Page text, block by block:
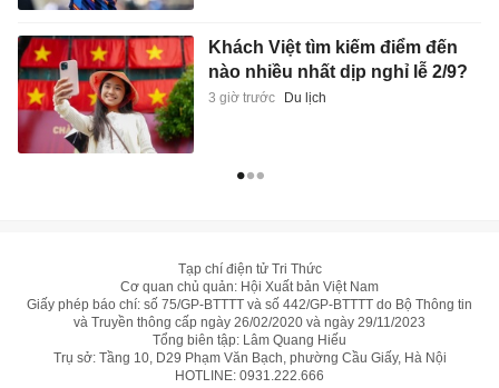
Khách Việt tìm kiếm điểm đến
nào nhiều nhất dịp nghỉ lễ 2/9?
3 giờ trước Du lịch
Tạp chí điện tử Tri Thức
Cơ quan chủ quản: Hội Xuất bản Việt Nam
Giấy phép báo chí: số 75/GP-BTTTT và số 442/GP-BTTTT do Bộ Thông tin
và Truyền thông cấp ngày 26/02/2020 và ngày 29/11/2023
Tổng biên tập: Lâm Quang Hiếu
Trụ sở: Tầng 10, D29 Phạm Văn Bạch, phường Cầu Giấy, Hà Nội
HOTLINE: 0931.222.666